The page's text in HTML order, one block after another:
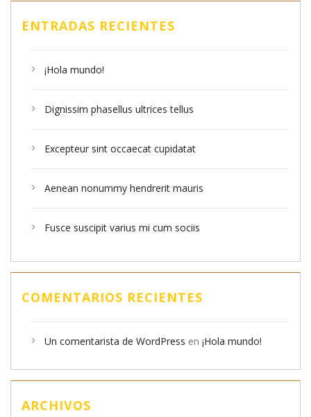
ENTRADAS RECIENTES
¡Hola mundo!
Dignissim phasellus ultrices tellus
Excepteur sint occaecat cupidatat
Aenean nonummy hendrerit mauris
Fusce suscipit varius mi cum sociis
COMENTARIOS RECIENTES
Un comentarista de WordPress en ¡Hola mundo!
ARCHIVOS